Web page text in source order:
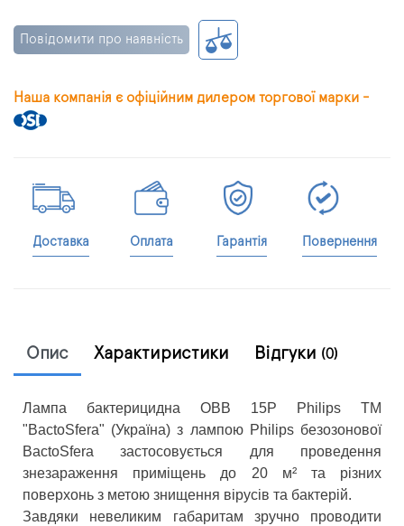
Повідомити про наявність
Наша компанія є офіційним дилером торгової марки -
Доставка Оплата Гарантія Повернення
Опис Характиристики Відгуки (0)
Лампа бактерицидна OBB 15P Philips ТМ
"BactoSfera" (Україна) з лампою Philips безозонової
BactoSfera застосовується для проведення
знезараження приміщень до 20 м² та різних
поверхонь з метою знищення вірусів та бактерій.
Завдяки невеликим габаритам зручно проводити